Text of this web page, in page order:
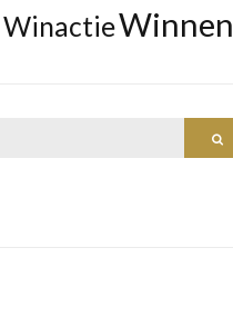
WinactieWinnen